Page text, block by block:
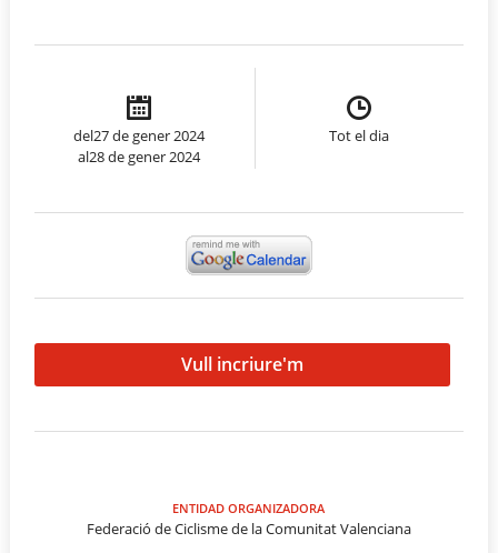
del27 de gener 2024
al28 de gener 2024
Tot el dia
Vull incriure'm
ENTIDAD ORGANIZADORA
Federació de Ciclisme de la Comunitat Valenciana